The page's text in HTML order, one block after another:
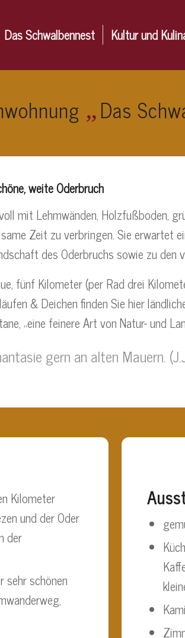
Das Schwalbennest Kultur und
„Das
weite Oderbruch
mit Lehmwänden, Holzfußboden,
Zeit zu verbringen. Sie erwartet
des Oderbruchs sowie zu den
fünf Kilometer (per Rad drei
& Deichen finden Sie hier
„eine feinere Art von Natur- und
gern an alten Mauern.
Kilometer
und der Oder
der
sehr schönen